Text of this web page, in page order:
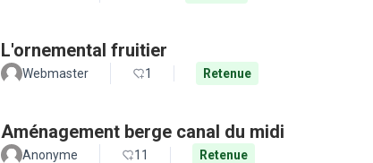
L'ornemental fruitier
Webmaster 1 Retenue
Aménagement berge canal du midi
Anonyme 11 Retenue